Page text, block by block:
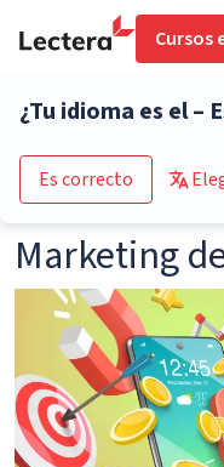
Cursos
¿Tu idioma es el –
Es correctoGo to
Marketing